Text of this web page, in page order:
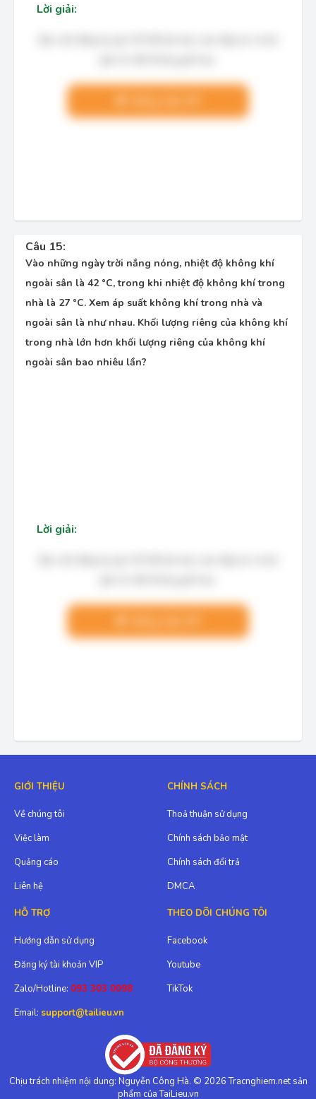
Lời giải:
Câu 15:
Vào những ngày trời nắng nóng, nhiệt độ không khí
ngoài sân là 42 °C, trong khi nhiệt độ không khí trong
nhà là 27 °C. Xem áp suất không khí trong nhà và
ngoài sân là như nhau. Khối lượng riêng của không khí
trong nhà lớn hơn khối lượng riêng của không khí
ngoài sân bao nhiêu lần?
Lời giải:
GIỚI THIỆU
Về chúng tôi
Việc làm
Quảng cáo
Liên hệ
CHÍNH SÁCH
Thoả thuận sử dụng
Chính sách bảo mật
Chính sách đổi trả
DMCA
HỖ TRỢ
Hướng dẫn sử dụng
Đăng ký tài khoản VIP
Zalo/Hotline: 093 303 0098
Email: support@tailieu.vn
THEO DÕI CHÚNG TÔI
Facebook
Youtube
TikTok
Chịu trách nhiệm nội dung: Nguyễn Công Hà. © 2026 Tracnghiem.net sản
phẩm của TaiLieu.vn